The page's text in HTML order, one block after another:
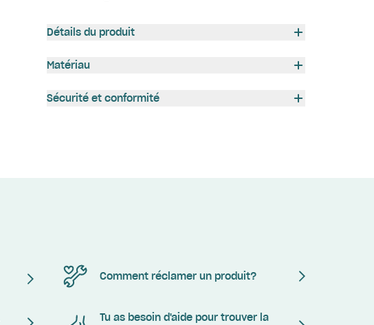
Détails du produit
Matériau
Sécurité et conformité
Comment réclamer un produit?
Tu as besoin d'aide pour trouver la